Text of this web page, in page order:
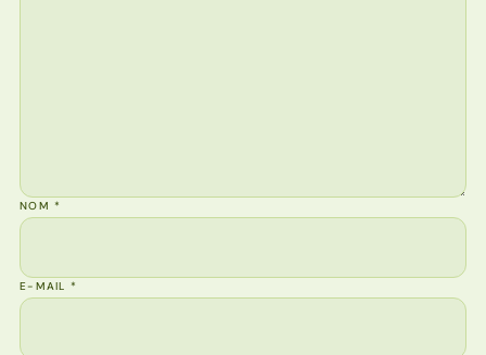
NOM*
E-MAIL*